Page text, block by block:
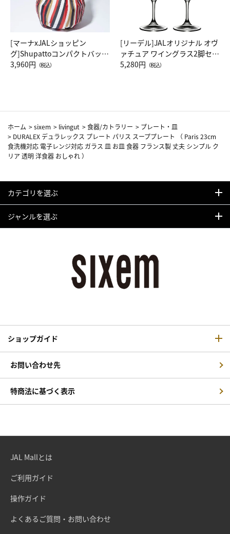
[マーナxJALショッピン
グ]Shupattoコンパクトバッグ
Drop JAL客室乗務員（LC）ス
3,960円 （税込）
[リーデル]JALオリジナル オヴ
ァチュア ワイングラス2脚セッ
ト（レッドワイン）
5,280円 （税込）
ホーム >sixem > livingut >食器/カトラリー > プレート・皿
> DURALEX デュラレックス プレート パリス スーププレート （ Paris 23cm
食洗機対応 電子レンジ対応 ガラス 皿 お皿 食器 フランス製 丈夫 シンプル ク
リア 透明 洋食器 おしゃれ ）
カテゴリを選ぶ
ジャンルを選ぶ
ショップガイド
お問い合わせ先
特商法に基づく表示
JAL Mallとは
ご利用ガイド
操作ガイド
よくあるご質問・お問い合わせ